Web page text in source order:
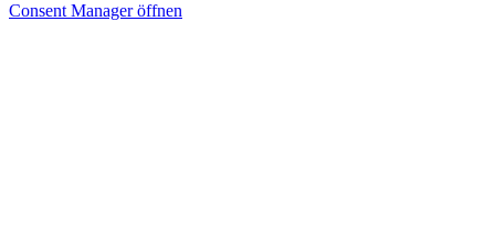
Consent Manager öffnen